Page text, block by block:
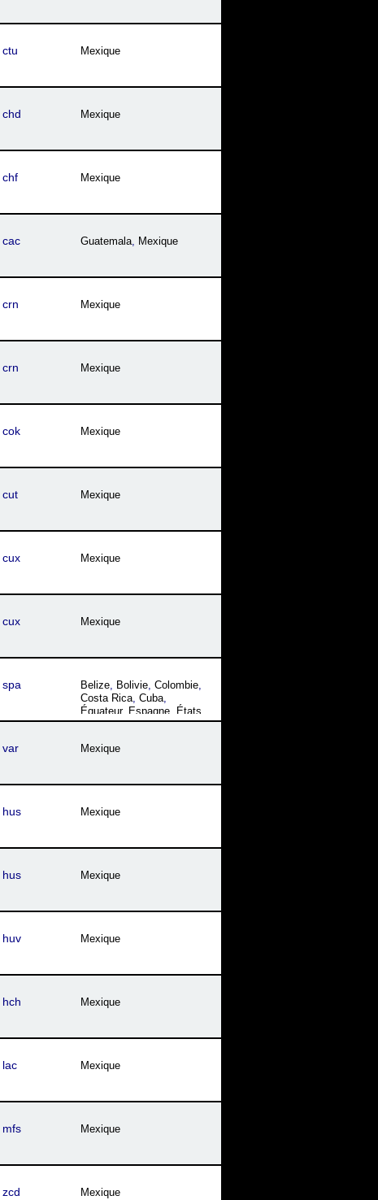
Mexique
ctu
Mexique
chd
Mexique
chf
Guatemala, Mexique
cac
Mexique
crn
Mexique
crn
Mexique
cok
Mexique
cut
Mexique
cux
Mexique
cux
Belize, Bolivie, Colombie,
Costa Rica, Cuba,
Équateur, Espagne, États
Unis,Guatemala,
Mexique,
spa
Mexique
var
Mexique
hus
Mexique
hus
Mexique
huv
Mexique
hch
Mexique
lac
Mexique
mfs
Mexique
zcd